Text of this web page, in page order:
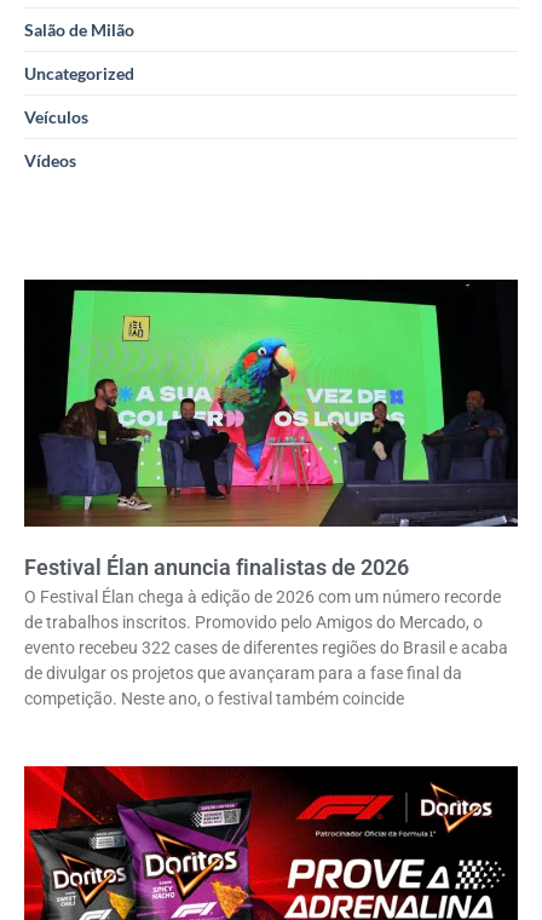
Salão de Milão
Uncategorized
Veículos
Vídeos
Festival Élan anuncia finalistas de 2026
O Festival Élan chega à edição de 2026 com um número recorde
de trabalhos inscritos. Promovido pelo Amigos do Mercado, o
evento recebeu 322 cases de diferentes regiões do Brasil e acaba
de divulgar os projetos que avançaram para a fase final da
competição. Neste ano, o festival também coincide